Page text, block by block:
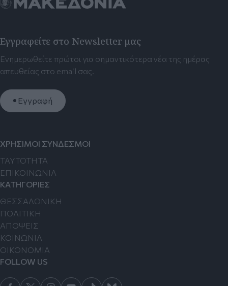
Εγγραφείτε στο Newsletter μας
Ενημερωθείτε πρώτοι για σημαντικότερα νέα της ημέρας
απευθείας στο email σας.
Εγγραφή
ΧΡΗΣΙΜΟΙ ΣΥΝΔΕΣΜΟΙ
TAYTOTHTA
ΕΠΙΚΟΙΝΩΝΙΑ
ΚΑΤΗΓΟΡΙΕΣ
ΘΕΣΣΑΛΟΝΙΚΗ
ΠΟΛΙΤΙΚΗ
ΑΠΟΨΕΙΣ
ΚΟΙΝΩΝΙΑ
ΟΙΚΟΝΟΜΙΑ
FOLLOW US